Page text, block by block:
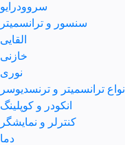
سروودرایو
سنسور و ترانسمیتر
القایی
خازنی
نوری
انواع ترانسمیتر و ترنسدیوسر
انکودر و کوپلینگ
کنترلر و نمایشگر
دما